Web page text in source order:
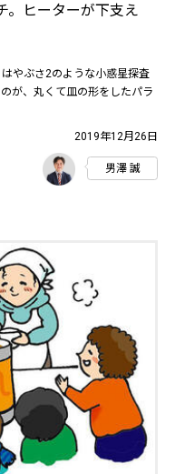
。ヒーターが下支え
やぶさ2のような小惑星探査
が、丸くて皿の形をしたパラ
2019年12月26日
男澤 誠